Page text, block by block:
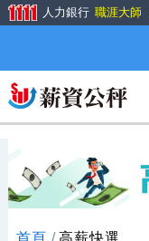
人力銀行 職涯大師